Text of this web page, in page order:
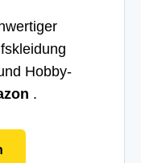
Hobby-
.